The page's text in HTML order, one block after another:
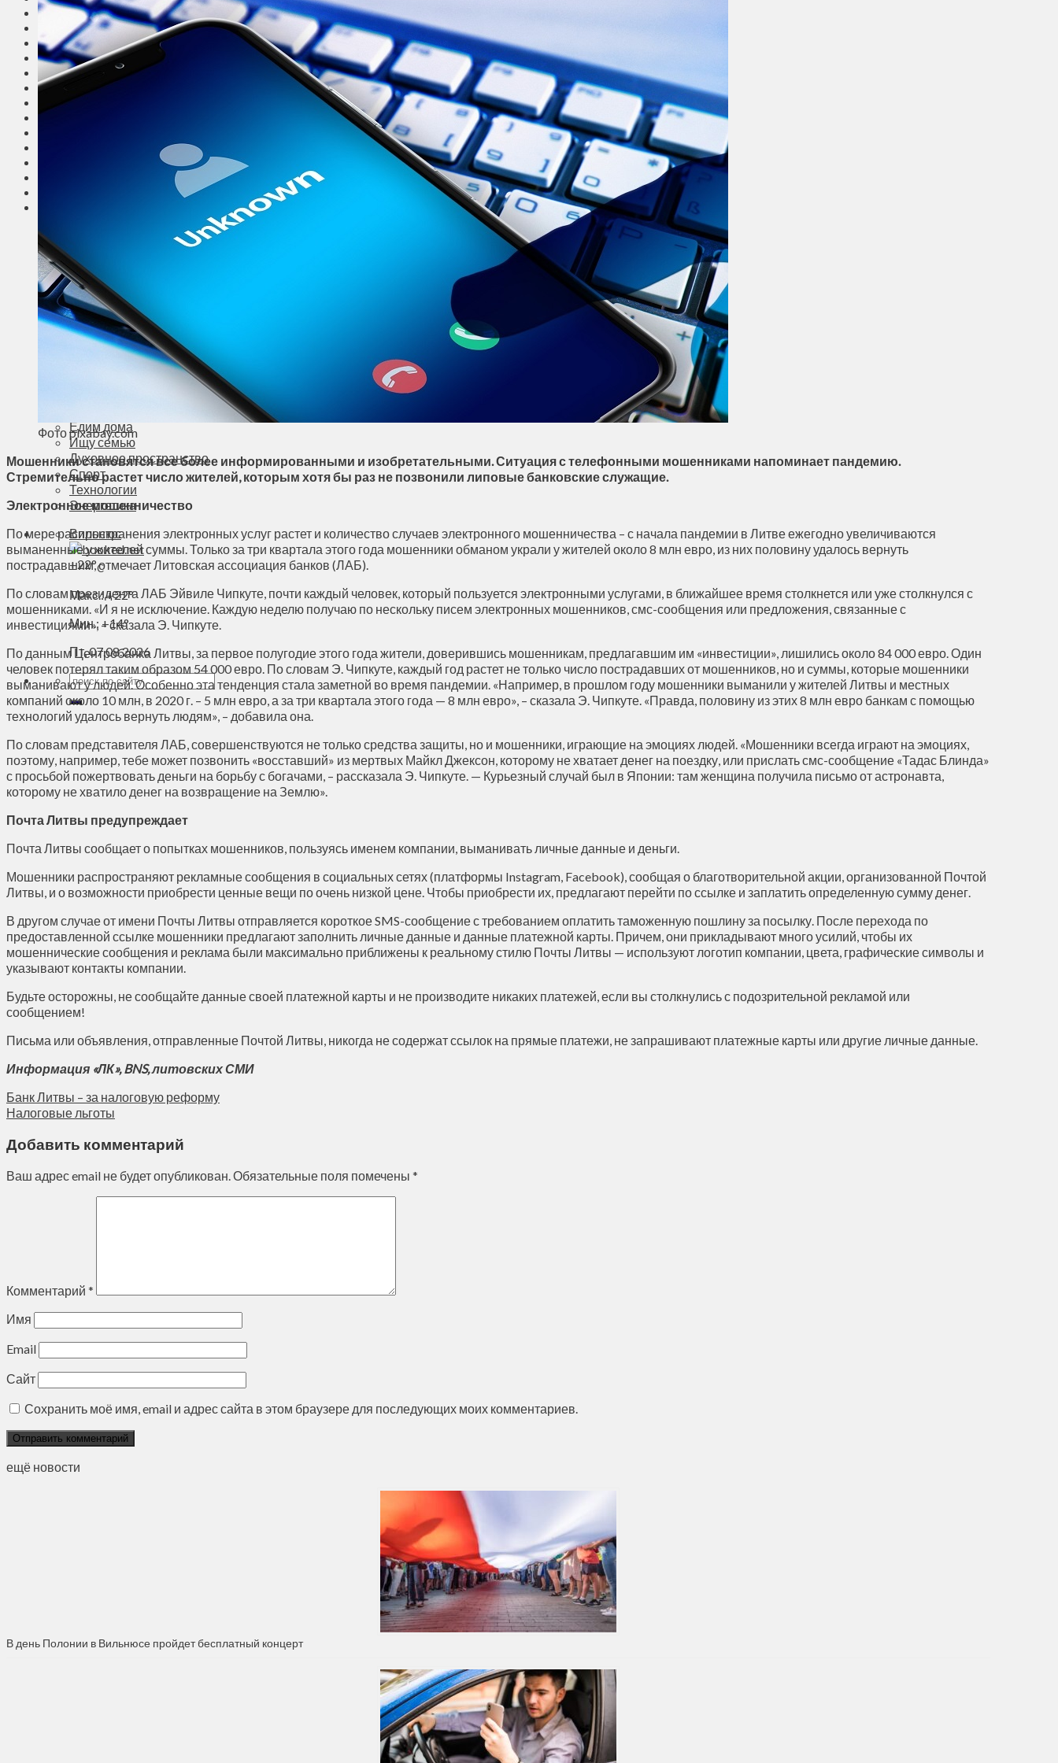
Общество
Мнения
Вильнюс
Клайпеда
Висагинас
Регионы
Соседи
Транспорт
ЛК рекомендует
Сеньорам
Образование
Здравоохранение
Экология
Происшествия
Приграничье
Едим дома
Ищу семью
Духовное пространство
Спорт
Технологии
Энергетика
Вильнюс
+22°C
Макс.:+22°
Мин.: +14°
Пт, 07.08.2026
Фото pixabay.com
Мошенники становятся все более информированными и изобретательными. Ситуация с телефонными мошенниками напоминает пандемию.
Стремительно растет число жителей, которым хотя бы раз не позвонили липовые банковские служащие.
Электронное мошенничество
По мере распространения электронных услуг растет и количество случаев электронного мошенничества – с начала пандемии в Литве ежегодно увеличиваются
выманенные у жителей суммы. Только за три квартала этого года мошенники обманом украли у жителей около 8 млн евро, из них половину удалось вернуть
пострадавшим, отмечает Литовская ассоциация банков (ЛАБ).
По словам президента ЛАБ Эйвиле Чипкуте, почти каждый человек, который пользуется электронными услугами, в ближайшее время столкнется или уже столкнулся с
мошенниками. «И я не исключение. Каждую неделю получаю по нескольку писем электронных мошенников, смс-сообщения или предложения, связанные с
инвестициями», – сказала Э. Чипкуте.
По данным Центробанка Литвы, за первое полугодие этого года жители, доверившись мошенникам, предлагавшим им «инвестиции», лишились около 84 000 евро. Один
человек потерял таким образом 54 000 евро. По словам Э. Чипкуте, каждый год растет не только число пострадавших от мошенников, но и суммы, которые мошенники
выманивают у людей. Особенно эта тенденция стала заметной во время пандемии. «Например, в прошлом году мошенники выманили у жителей Литвы и местных
компаний около 10 млн, в 2020 г. – 5 млн евро, а за три квартала этого года — 8 млн евро», – сказала Э. Чипкуте. «Правда, половину из этих 8 млн евро банкам с помощью
технологий удалось вернуть людям», – добавила она.
По словам представителя ЛАБ, совершенствуются не только средства защиты, но и мошенники, играющие на эмоциях людей. «Мошенники всегда играют на эмоциях,
поэтому, например, тебе может позвонить «восставший» из мертвых Майкл Джексон, которому не хватает денег на поездку, или прислать смс-сообщение «Тадас Блинда»
с просьбой пожертвовать деньги на борьбу с богачами, – рассказала Э. Чипкуте. — Курьезный случай был в Японии: там женщина получила письмо от астронавта,
которому не хватило денег на возвращение на Землю».
Почта Литвы предупреждает
Почта Литвы сообщает о попытках мошенников, пользуясь именем компании, выманивать личные данные и деньги.
Мошенники распространяют рекламные сообщения в социальных сетях (платформы Instagram, Facebook), сообщая о благотворительной акции, организованной Почтой
Литвы, и о возможности приобрести ценные вещи по очень низкой цене. Чтобы приобрести их, предлагают перейти по ссылке и заплатить определенную сумму денег.
В другом случае от имени Почты Литвы отправляется короткое SMS-сообщение с требованием оплатить таможенную пошлину за посылку. После перехода по
предоставленной ссылке мошенники предлагают заполнить личные данные и данные платежной карты. Причем, они прикладывают много усилий, чтобы их
мошеннические сообщения и реклама были максимально приближены к реальному стилю Почты Литвы — используют логотип компании, цвета, графические символы и
указывают контакты компании.
Будьте осторожны, не сообщайте данные своей платежной карты и не производите никаких платежей, если вы столкнулись с подозрительной рекламой или
сообщением!
Письма или объявления, отправленные Почтой Литвы, никогда не содержат ссылок на прямые платежи, не запрашивают платежные карты или другие личные данные.
Информация «ЛК», BNS, литовских СМИ
Банк Литвы – за налоговую реформу
Налоговые льготы
Добавить комментарий
Ваш адрес email не будет опубликован.Обязательные поля помечены *
Комментарий *
Имя
Email
Сайт
Сохранить моё имя, email и адрес сайта в этом браузере для последующих моих комментариев.
ещё новости
В день Полонии в Вильнюсе пройдет бесплатный концерт